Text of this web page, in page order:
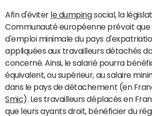
Afin d'éviter le dumpingsocial, la
Communauté européenne prévoit que
d'emploi minimale du pays
appliquées aux travailleurs détachés
concerné. Ainsi, le salarié pourra
équivalent, ou supérieur, au salaire
dans le pays de détachement (en
Smic). Les travailleurs déplacés en
que leurs ayants droit, bénéficier du